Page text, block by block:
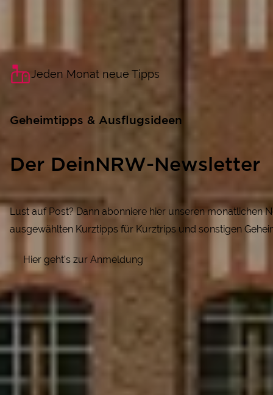
Jeden Monat neue Tipps
Geheimtipps & Ausflugsideen
Der DeinNRW-Newsletter
Lust auf Post? Dann abonniere hier unseren monatlichen
ausgewählten Kurztipps für Kurztrips und sonstigen
Hier geht's zur Anmeldung